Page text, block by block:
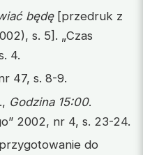
będę[przedruk z
s. 5]. „Czas
4.
47, s. 8-9.
., Godzina 15:00.
2002, nr 4, s. 23-24.
do